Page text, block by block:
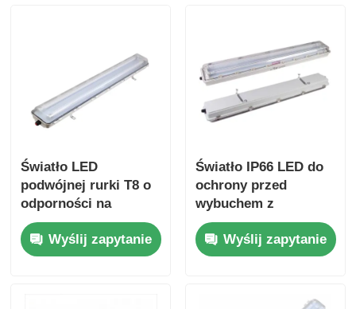
Światło LED
podwójnej rurki T8 o
odporności na
wybuchy
Wyślij zapytanie
Światło IP66 LED do
ochrony przed
wybuchem z
żywotnością 50000
godzin i szerokim
napięciem 100-
Wyślij zapytanie